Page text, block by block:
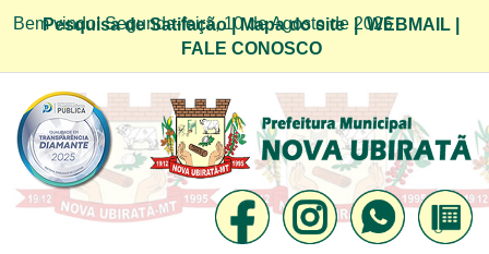
Bem vindo! Segunda-feira, 10 de Agosto de 2026
Pesquisa de Satifação|Mapa do site|WEBMAIL
FALE CONOSCO